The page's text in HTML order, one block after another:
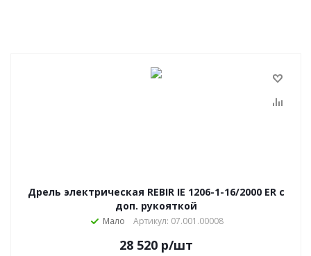
Дрель электрическая REBIR IE 1206-1-16/2000 ЕR с
доп. рукояткой
Мало Артикул: 07.001.00008
28 520 р/шт